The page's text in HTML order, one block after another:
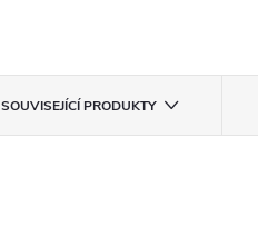
SOUVISEJÍCÍ PRODUKTY